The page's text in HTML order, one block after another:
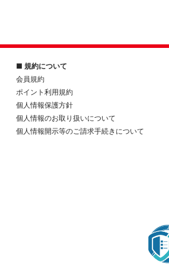
■ 規約について
会員規約
ポイント利用規約
個人情報保護方針
個人情報のお取り扱いについて
個人情報開示等のご請求手続きについて